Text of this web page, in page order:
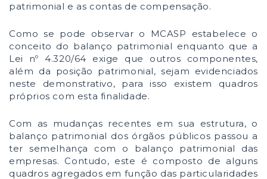
patrimonial e as contas de compensação.
Como se pode observar o MCASP estabelece o
conceito do balanço patrimonial enquanto que a
Lei nº 4.320/64 exige que outros componentes,
além da posição patrimonial, sejam evidenciados
neste demonstrativo, para isso existem quadros
próprios com esta finalidade.
Com as mudanças recentes em sua estrutura, o
balanço patrimonial dos órgãos públicos passou a
ter semelhança com o balanço patrimonial das
empresas. Contudo, este é composto de alguns
quadros agregados em função das particularidades